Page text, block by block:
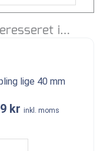
i…
lige 40 mm
kr inkl. moms